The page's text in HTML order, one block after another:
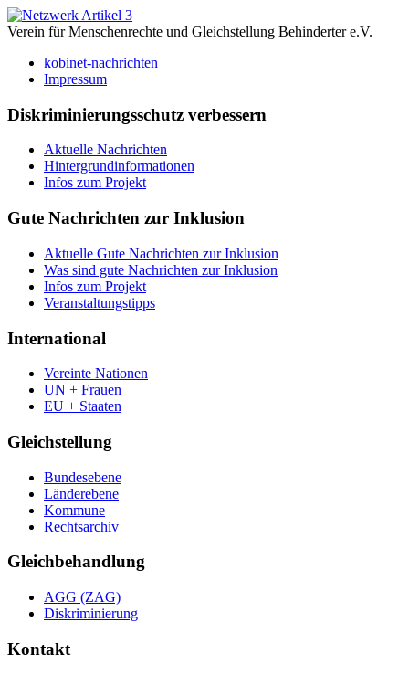
Verein für Menschenrechte und Gleichstellung Behinderter e.V.
kobinet-nachrichten
Impressum
Diskriminierungsschutz verbessern
Aktuelle Nachrichten
Hintergrundinformationen
Infos zum Projekt
Gute Nachrichten zur Inklusion
Aktuelle Gute Nachrichten zur Inklusion
Was sind gute Nachrichten zur Inklusion
Infos zum Projekt
Veranstaltungstipps
International
Vereinte Nationen
UN + Frauen
EU + Staaten
Gleichstellung
Bundesebene
Länderebene
Kommune
Rechtsarchiv
Gleichbehandlung
AGG (ZAG)
Diskriminierung
Kontakt